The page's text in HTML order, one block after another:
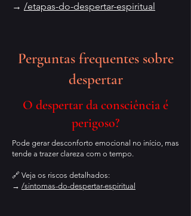
→ /etapas-do-despertar-espiritual
Perguntas frequentes sobre
despertar
O despertar da consciência é
perigoso?
Pode gerar desconforto emocional no início, mas
tende a trazer clareza com o tempo.
🔗 Veja os riscos detalhados:
→ /sintomas-do-despertar-espiritual